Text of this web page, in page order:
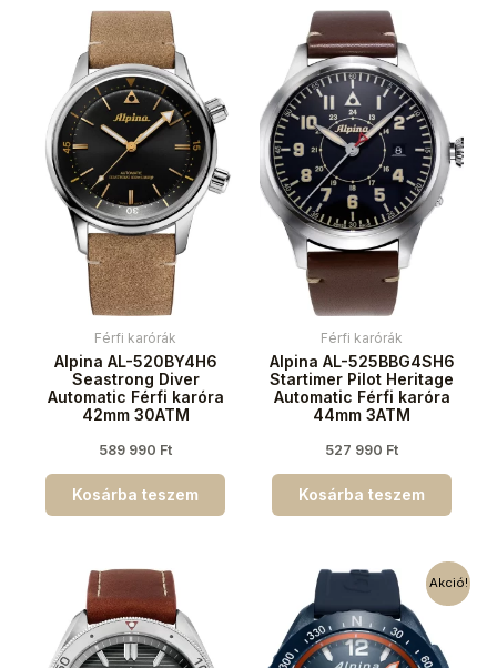
Férfi karórák
Alpina AL-520BY4H6
Seastrong Diver
Automatic Férfi karóra
42mm 30ATM
589 990 Ft
Kosárba teszem
Férfi karórák
Alpina AL-525BBG4SH6
Startimer Pilot Heritage
Automatic Férfi karóra
44mm 3ATM
527 990 Ft
Kosárba teszem
Akció!